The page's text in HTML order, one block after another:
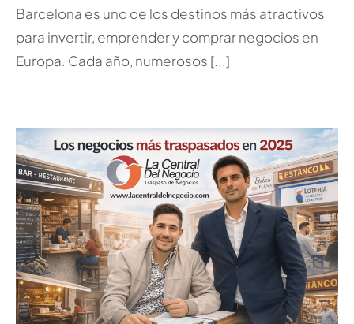
Barcelona es uno de los destinos más atractivos
para invertir, emprender y comprar negocios en
Europa. Cada año, numerosos [...]